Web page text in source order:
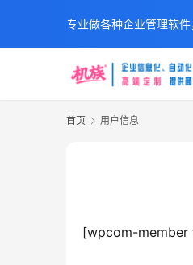
首页 用户信息
[wpcom-member
专业做各种企业管理软